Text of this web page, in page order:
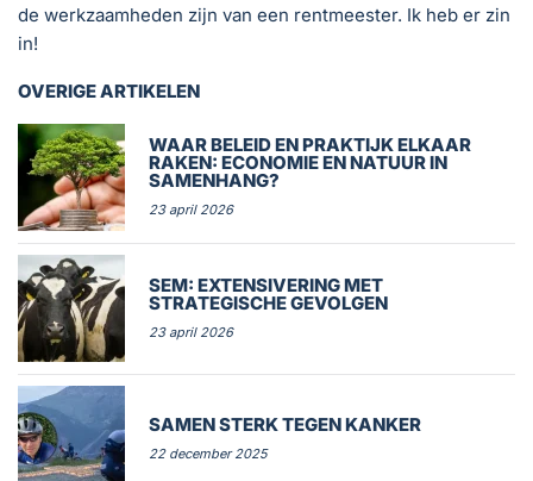
de werkzaamheden zijn van een rentmeester. Ik heb er zin
in!
OVERIGE ARTIKELEN
WAAR BELEID EN PRAKTIJK ELKAAR
RAKEN: ECONOMIE EN NATUUR IN
SAMENHANG?
23 april 2026
SEM: EXTENSIVERING MET
STRATEGISCHE GEVOLGEN
23 april 2026
SAMEN STERK TEGEN KANKER
22 december 2025